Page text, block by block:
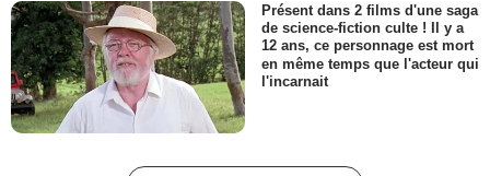
Présent dans 2 films d'une saga
de science-fiction culte ! Il y a
12 ans, ce personnage est mort
en même temps que l'acteur qui
l'incarnait